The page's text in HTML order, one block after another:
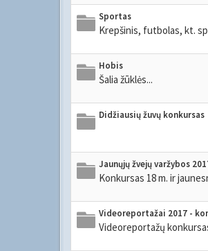
Sportas
Krepšinis, futbolas, kt.
Hobis
Šalia žūklės...
Didžiausių žuvų konkursas
Jaunųjų žvejų varžybos
Konkursas 18 m. ir
Videoreportažai 2017 -
Videoreportažų